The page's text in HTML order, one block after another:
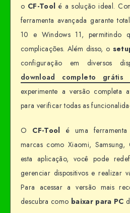
o CF-Tool é a solução ideal.
ferramenta avançada garante
10 e Windows 11, permitindo
complicações. Além disso, o
configuração em diversos
download completo grátis
experimente a versão completa
para verificar todas as
O CF-Tool é uma ferramenta
marcas como Xiaomi, Samsung,
esta aplicação, você pode
gerenciar dispositivos e realizar
Para acessar a versão mais
descubra como baixar para PC